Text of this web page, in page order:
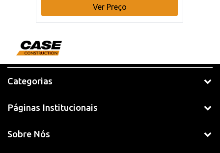
Ver Preço
Categorias
Páginas Institucionais
Sobre Nós